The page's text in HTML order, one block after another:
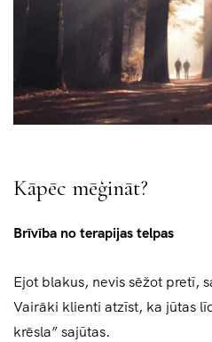
Kāpēc mēģināt?
Brīvība no terapijas telpas
Ejot blakus, nevis sēžot pretī,
Vairāki klienti atzīst, ka jūtas
krēsla” sajūtas.